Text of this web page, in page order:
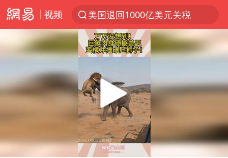
视频
美国退回1000亿美元关税
探寻“技能+”促就业创业新路
李亚鹏向地铁吐血女孩捐99999元
台风白海豚可能在浙江登陆
38岁山东财大教授刘海明逝世
因凡蒂诺首次公开道歉
13岁少年白天写作业晚上夜市炒粉
Play
00:00 00:13